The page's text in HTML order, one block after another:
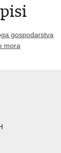
gospodarstva
mora